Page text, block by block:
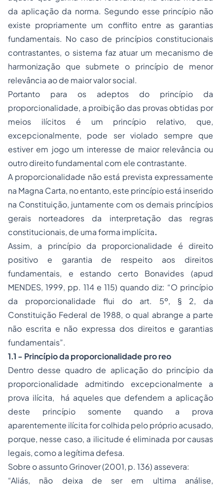
da aplicação da norma. Segundo esse princípio não
existe propriamente um conflito entre as garantias
fundamentais. No caso de princípios constitucionais
contrastantes, o sistema faz atuar um mecanismo de
harmonização que submete o princípio de menor
relevância ao de maior valor social.
Portanto para os adeptos do princípio da
proporcionalidade, a proibição das provas obtidas por
meios ilícitos é um princípio relativo, que,
excepcionalmente, pode ser violado sempre que
estiver em jogo um interesse de maior relevância ou
outro direito fundamental com ele contrastante.
A proporcionalidade não está prevista expressamente
na Magna Carta, no entanto, este princípio está inserido
na Constituição, juntamente com os demais princípios
gerais norteadores da interpretação das regras
constitucionais, de uma forma implícita.
Assim, a princípio da proporcionalidade é direito
positivo e garantia de respeito aos direitos
fundamentais, e estando certo Bonavides (apud
MENDES, 1999, pp. 114 e 115) quando diz: “O princípio
da proporcionalidade flui do art. 5º, § 2, da
Constituição Federal de 1988, o qual abrange a parte
não escrita e não expressa dos direitos e garantias
fundamentais”.
1.1 - Princípio da proporcionalidade pro reo
Dentro desse quadro de aplicação do princípio da
proporcionalidade admitindo excepcionalmente a
prova ilícita, há aqueles que defendem a aplicação
deste princípio somente quando a prova
aparentemente ilícita for colhida pelo próprio acusado,
porque, nesse caso, a ilicitude é eliminada por causas
legais, como a legítima defesa.
Sobre o assunto Grinover (2001, p. 136) assevera:
“Aliás, não deixa de ser em ultima análise,